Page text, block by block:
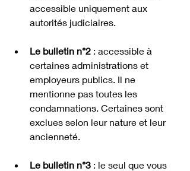
accessible uniquement aux
autorités judiciaires.
Le bulletin n°2 : accessible à
certaines administrations et
employeurs publics. Il ne
mentionne pas toutes les
condamnations. Certaines sont
exclues selon leur nature et leur
ancienneté.
Le bulletin n°3 : le seul que vous